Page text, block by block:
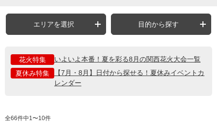
エリアを選択 目的から探す
花火特集
いよいよ本番！夏を彩る8月の関西花火大会一覧
夏休み特集
【7月・8月】日付から探せる！夏休みイベントカ
レンダー
全66件中1〜10件